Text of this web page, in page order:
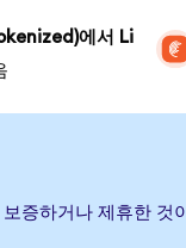
에서 Li
증하거나 제휴한